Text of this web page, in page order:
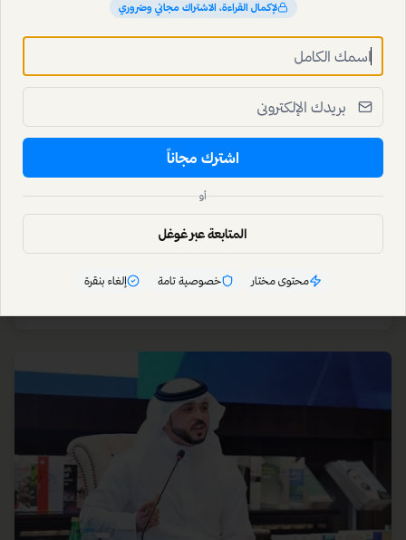
ليث الدعجه: آمن بفكرته فصنع علامته التجارية من قلب
الإمارات
متسلحاً بفكرة واحدة فقط: لا مستحيل. قصة تروي كيف بنى علامة
تجارية من الصفر متجاوزاً التحديات بإصرار وعزيمة.
أريج الخالدي•قبل 4 يوم
"توهجت بعدما أظلمت": كيف حوّلت د. فاطمة الألم إلى
إلهام
لم يكن عنوان كتابها الثاني "توهجت بعدما أظلمت" مجرد عبارة، اذ تشكل
تلخيصا دقيق لرحلة د. فاطمة المسكري في تحويل الألم إلى إبداع، والكتابة
إلى أداة تغيير ألهمت الآلاف.
لإكمال القراءة، الاشتراك مجاني وضروري
اشترك مجاناً
أو
المتابعة عبر غوغل
محتوى مختار خصوصية تامة إلغاء بنقرة